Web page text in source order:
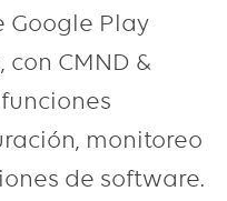
Google Play
con CMND &
monitoreo
de software.